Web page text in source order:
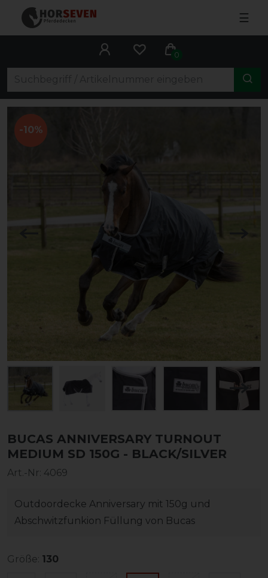
☰
0
-10%
BUCAS ANNIVERSARY TURNOUT
MEDIUM SD 150G - BLACK/SILVER
Art.-Nr: 4069
Outdoordecke Anniversary mit 150g und
Abschwitzfunkion Füllung von Bucas
Größe: 130